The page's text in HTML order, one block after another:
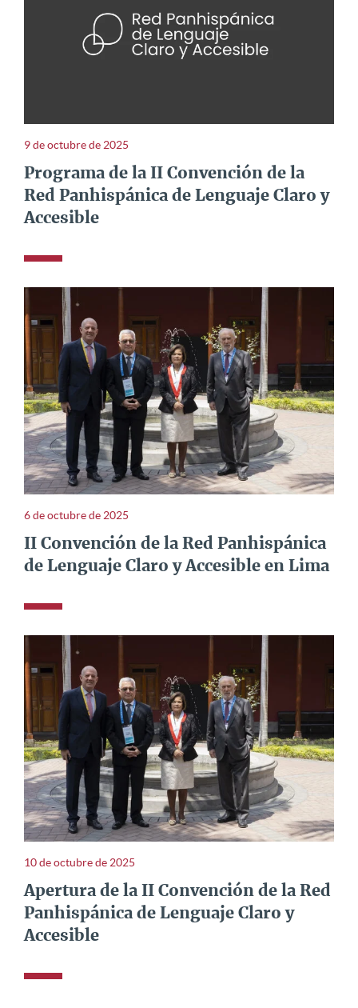
9 de octubre de 2025
Programa de la II Convención de la
Red Panhispánica de Lenguaje Claro y
Accesible
6 de octubre de 2025
II Convención de la Red Panhispánica
de Lenguaje Claro y Accesible en Lima
10 de octubre de 2025
Apertura de la II Convención de la Red
Panhispánica de Lenguaje Claro y
Accesible